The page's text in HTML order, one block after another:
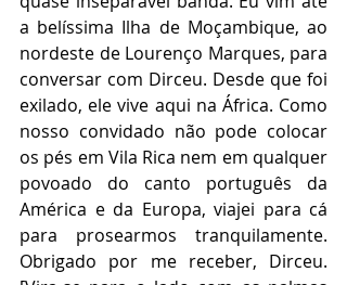
a belíssima Ilha de Moçambique, ao
nordeste de Lourenço Marques, para
conversar com Dirceu. Desde que foi
exilado, ele vive aqui na África. Como
nosso convidado não pode colocar
os pés em Vila Rica nem em qualquer
povoado do canto português da
América e da Europa, viajei para cá
para prosearmos tranquilamente.
Obrigado por me receber, Dirceu.